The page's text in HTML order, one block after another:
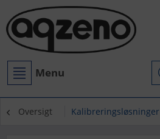
Menu
Oversigt Kalibreringsløsninger